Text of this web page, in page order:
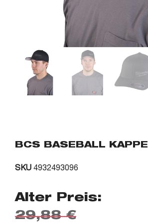
BCS BASEBALL KAPPE
SKU 4932493096
Alter Preis:
29,88€